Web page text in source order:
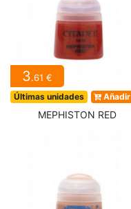
3.61 €
Últimas unidades Añadir
MEPHISTON RED